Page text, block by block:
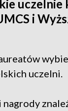
uczelnie
i
uczelni.